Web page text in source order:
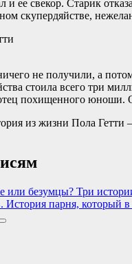
и ее свекор. Старик
скупердяйстве,
не получили, а
стоила всего три
отец похищенного
из жизни Пола
безумцы? Три
парня, который в